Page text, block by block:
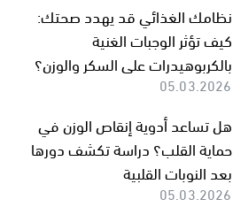
نظامك الغذائي قد يهدد صحتك:
كيف تؤثر الوجبات الغنية
بالكربوهيدرات على السكر والوزن؟
05.03.2026
هل تساعد أدوية إنقاص الوزن في
حماية القلب؟ دراسة تكشف دورها
بعد النوبات القلبية
05.03.2026